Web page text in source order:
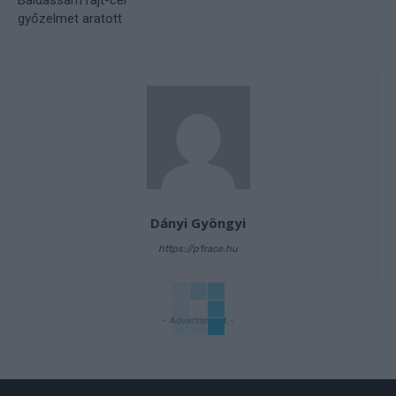
győzelmet aratott
Dányi Gyöngyi
https://p1race.hu
- Advertisment -